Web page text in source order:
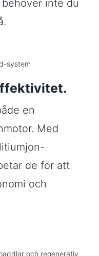
inte du
en
Med
de för att
och